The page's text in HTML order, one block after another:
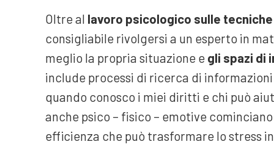
Oltre al lavoro psicologico sulle
consigliabile rivolgersi a un esperto in
meglio la propria situazione e gli spazi di
include processi di ricerca di
quando conosco i miei diritti e chi può
anche psico – fisico – emotive
efficienza che può trasformare lo stress